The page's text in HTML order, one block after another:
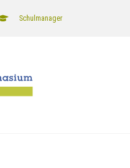
Schulmanager